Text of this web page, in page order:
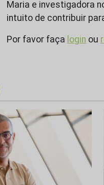
Maria e investigadora
intuito de contribuir
Por favor faça login ou